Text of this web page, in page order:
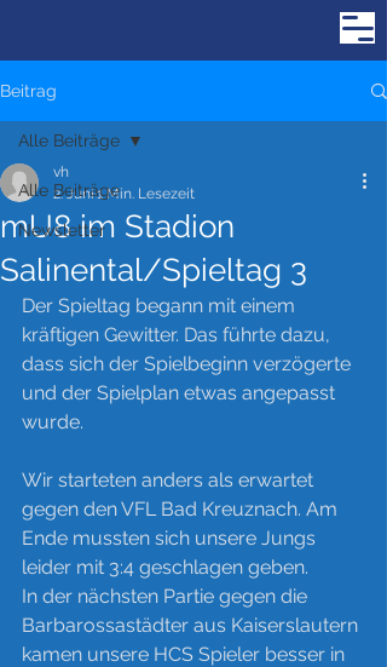
Beitrag
Alle Beiträge
Newsletter
Alle Beiträge
mU8 im Stadion
Salinental/Spieltag 3
vh
2. Juni1 Min. Lesezeit
Der Spieltag begann mit einem
kräftigen Gewitter. Das führte dazu,
dass sich der Spielbeginn verzögerte
und der Spielplan etwas angepasst
wurde.
Wir starteten anders als erwartet
gegen den VFL Bad Kreuznach. Am
Ende mussten sich unsere Jungs
leider mit 3:4 geschlagen geben.
In der nächsten Partie gegen die
Barbarossastädter aus Kaiserslautern
kamen unsere HCS Spieler besser in